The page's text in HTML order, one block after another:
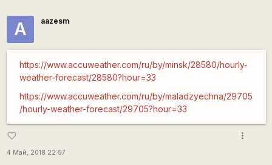
А aazesm
https://www.accuweather.com/ru/by/minsk/28580/hourly-
weather-forecast/28580?hour=33
https://www.accuweather.com/ru/by/maladzyechna/29705
/hourly-weather-forecast/29705?hour=33
favorite_border
4 Май, 2018 22:57
more_vert